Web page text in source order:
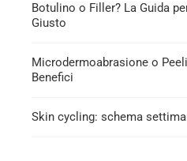
Botulino o Filler? La Guida
Giusto
Microdermoabrasione o
Benefici
Skin cycling: schema